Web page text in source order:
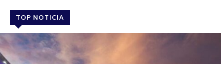
TOP NOTICIA